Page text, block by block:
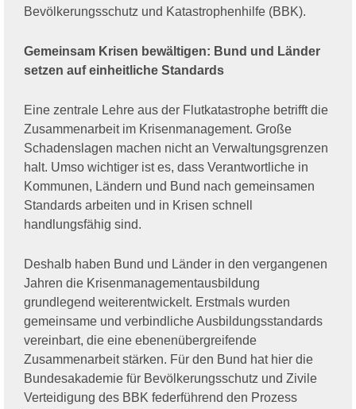
Bevölkerungsschutz und Katastrophenhilfe (BBK).
Gemeinsam Krisen bewältigen: Bund und Länder
setzen auf einheitliche Standards
Eine zentrale Lehre aus der Flutkatastrophe betrifft die
Zusammenarbeit im Krisenmanagement. Große
Schadenslagen machen nicht an Verwaltungsgrenzen
halt. Umso wichtiger ist es, dass Verantwortliche in
Kommunen, Ländern und Bund nach gemeinsamen
Standards arbeiten und in Krisen schnell
handlungsfähig sind.
Deshalb haben Bund und Länder in den vergangenen
Jahren die Krisenmanagementausbildung
grundlegend weiterentwickelt. Erstmals wurden
gemeinsame und verbindliche Ausbildungsstandards
vereinbart, die eine ebenenübergreifende
Zusammenarbeit stärken. Für den Bund hat hier die
Bundesakademie für Bevölkerungsschutz und Zivile
Verteidigung des BBK federführend den Prozess